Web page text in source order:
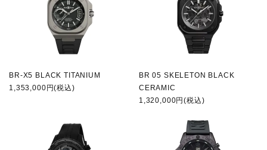
BR-X5 BLACK TITANIUM
1,353,000円(税込)
BR 05 SKELETON BLACK
CERAMIC
1,320,000円(税込)